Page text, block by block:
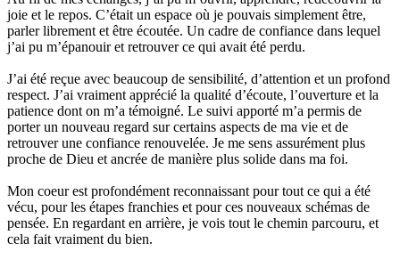
joie et le repos. C’était un espace où je pouvais simplement être,
parler librement et être écoutée. Un cadre de confiance dans lequel
j’ai pu m’épanouir et retrouver ce qui avait été perdu.
J’ai été reçue avec beaucoup de sensibilité, d’attention et un profond
respect. J’ai vraiment apprécié la qualité d’écoute, l’ouverture et la
patience dont on m’a témoigné. Le suivi apporté m’a permis de
porter un nouveau regard sur certains aspects de ma vie et de
retrouver une confiance renouvelée. Je me sens assurément plus
proche de Dieu et ancrée de manière plus solide dans ma foi.
Mon coeur est profondément reconnaissant pour tout ce qui a été
vécu, pour les étapes franchies et pour ces nouveaux schémas de
pensée. En regardant en arrière, je vois tout le chemin parcouru, et
cela fait vraiment du bien.